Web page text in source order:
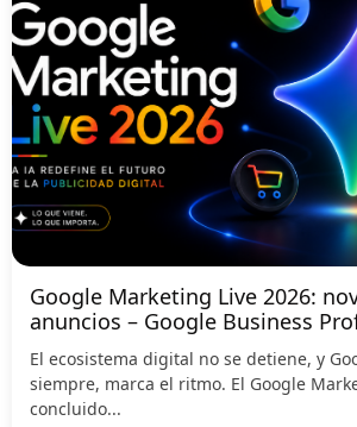
Google Marketing Live 2026:
anuncios – Google Business
El ecosistema digital no se detiene, y
siempre, marca el ritmo. El Google
concluido...